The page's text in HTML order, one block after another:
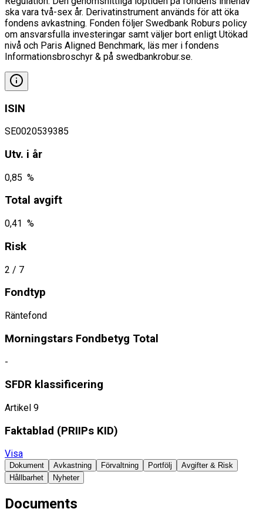
ska vara två-sex år. Derivatinstrument används för att öka
fondens avkastning. Fonden följer Swedbank Roburs policy
om ansvarsfulla investeringar samt väljer bort enligt Utökad
nivå och Paris Aligned Benchmark, läs mer i fondens
Informationsbroschyr & på swedbankrobur.se.
ISIN
SE0020539385
Utv. i år
0,85 %
Total avgift
0,41 %
Risk
2 / 7
Fondtyp
Räntefond
Morningstars Fondbetyg Total
-
SFDR klassificering
Artikel 9
Faktablad ​(PRIIPs KID)
Visa
Dokument Avkastning Förvaltning Portfölj
Avgifter & Risk
Hållbarhet
Nyheter
Documents